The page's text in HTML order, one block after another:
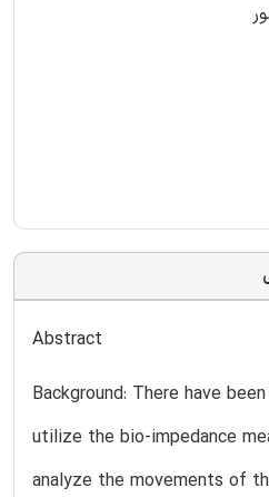
Abstract
Background: There have
utilize the bio-impedance
analyze the movements of